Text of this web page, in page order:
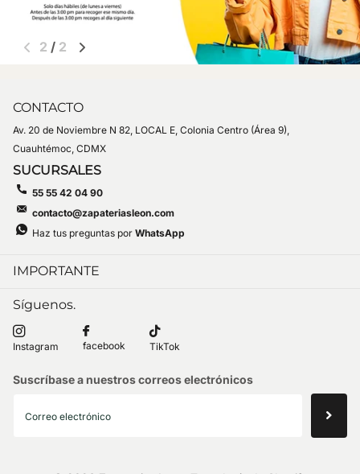
1 / 2
IMPORTANTE
CONTACTO
Av. 20 de Noviembre N 82, LOCAL E, Colonia Centro (Área 9),
Cuauhtémoc, CDMX
SUCURSALES
55 55 42 04 90
contacto@zapateriasleon.com
Haz tus preguntas por WhatsApp
Síguenos.
Instagram facebook TikTok
Suscríbase a nuestros correos electrónicos